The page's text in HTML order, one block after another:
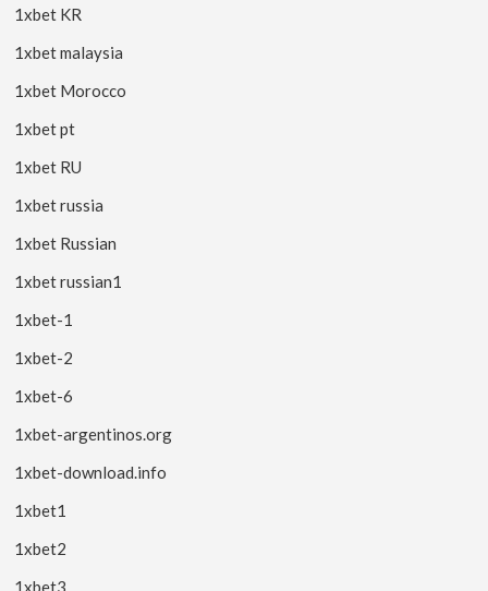
1xbet KR
1xbet malaysia
1xbet Morocco
1xbet pt
1xbet RU
1xbet russia
1xbet Russian
1xbet russian1
1xbet-1
1xbet-2
1xbet-6
1xbet-argentinos.org
1xbet-download.info
1xbet1
1xbet2
1xbet3